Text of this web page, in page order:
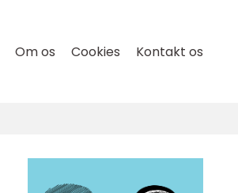
Om os Cookies Kontakt os